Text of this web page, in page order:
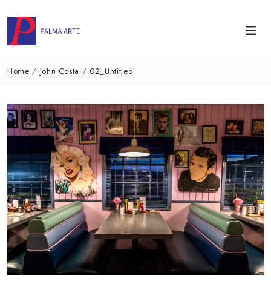
Home / John Costa / 02_Untitled